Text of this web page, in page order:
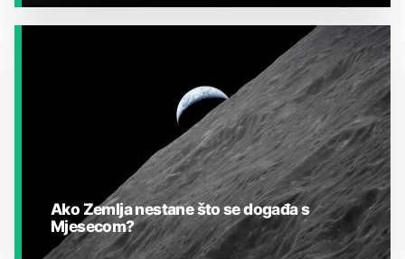
Ako Zemlja nestane što se događa s
Mjesecom?